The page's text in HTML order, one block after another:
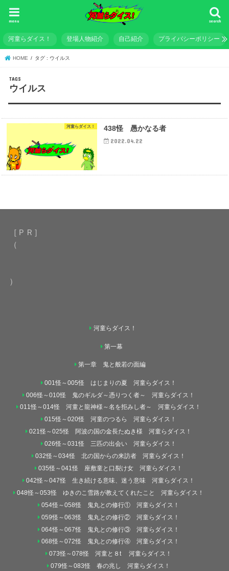
search
menu
河童らダイス！ 登場人物紹介 自己紹介 プライバシーポリシー
HOME タグ : ウイルス
ウイルス
河童らダイス！ 438怪 愚かなる者
2022.04.22
［ＰＲ］
（
）
河童らダイス！
第一幕
第一章 鬼と般若の面編
001怪～005怪 はじまりの夏 河童らダイス！
006怪～010怪 鬼のギルダ～憑りつく者～ 河童らダイス！
011怪～014怪 河童と龍神様～名を拒みし者～ 河童らダイス！
015怪～020怪 河童のつるら 河童らダイス！
021怪～025怪 阿波の国の金長たぬき様 河童らダイス！
026怪～031怪 三匹の出会い 河童らダイス！
032怪～034怪 北の国からの来訪者 河童らダイス！
035怪～041怪 座敷童と口裂け女 河童らダイス！
042怪～047怪 生き続ける意味、迷う意味 河童らダイス！
048怪～053怪 ゆきのこ雪路が教えてくれたこと 河童らダイス！
054怪～058怪 鬼丸との修行① 河童らダイス！
059怪～063怪 鬼丸との修行② 河童らダイス！
064怪～067怪 鬼丸との修行③ 河童らダイス！
068怪～072怪 鬼丸との修行④ 河童らダイス！
073怪～078怪 河童と８t 河童らダイス！
079怪～083怪 春の兆し 河童らダイス！